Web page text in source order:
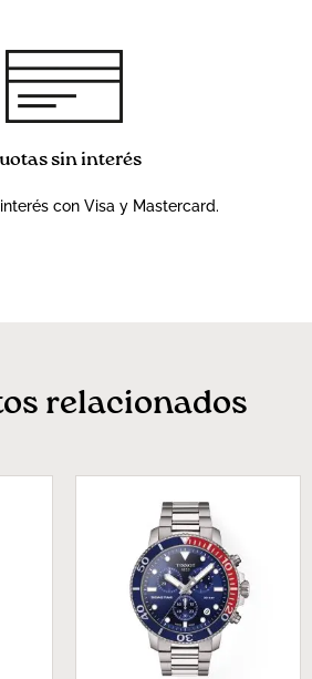
sin interés
con Visa y Mastercard.
relacionados